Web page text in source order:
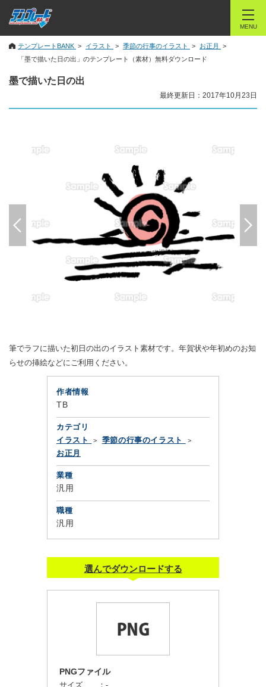
MENU
テンプレートBANK イラスト 季節の行事のイラスト
お正月
「墨で描いた日の出」のテンプレート（素材）無料ダウンロード
墨で描いた日の出
最終更新日：2017年10月23日
筆でラフに描いた初日の出のイラスト素材です。年賀状や年初めのお知
らせの挿絵などにご利用ください。
作者情報
TB
カテゴリ
イラスト
季節の行事のイラスト
お正月
業種
汎用
職種
汎用
選んでダウンロードする
PNGファイル
サイズ ： -